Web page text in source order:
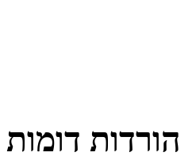
הורדות דומות